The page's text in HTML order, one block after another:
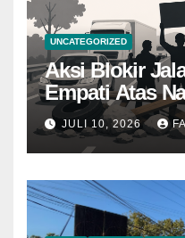
UNCATEGORIZED
Aksi Blokir
Empati Atas
JULI 10, 2026